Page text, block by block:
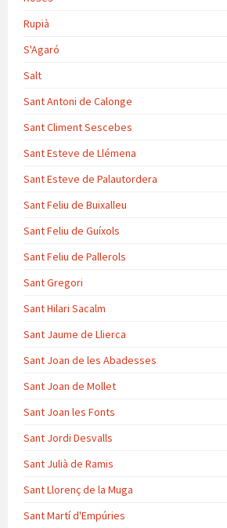
Rupià
S'Agaró
Salt
Sant Antoni de Calonge
Sant Climent Sescebes
Sant Esteve de Llémena
Sant Esteve de Palautordera
Sant Feliu de Buixalleu
Sant Feliu de Guíxols
Sant Feliu de Pallerols
Sant Gregori
Sant Hilari Sacalm
Sant Jaume de Llierca
Sant Joan de les Abadesses
Sant Joan de Mollet
Sant Joan les Fonts
Sant Jordi Desvalls
Sant Julià de Ramis
Sant Llorenç de la Muga
Sant Martí d'Empúries